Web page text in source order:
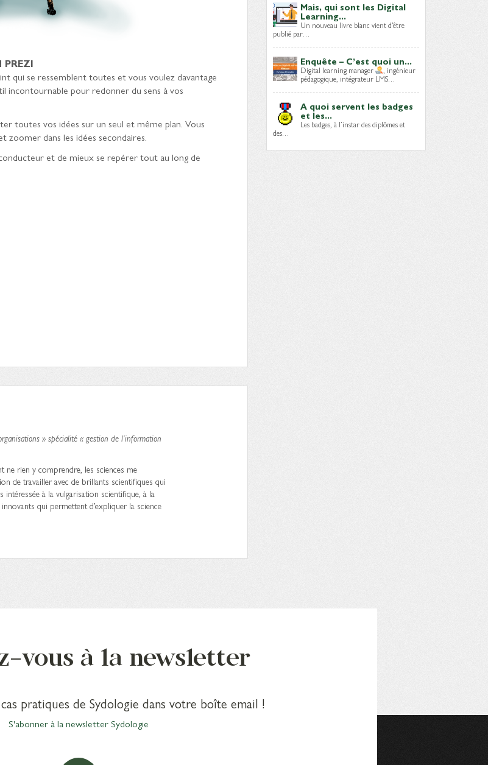
PREZI
qui se ressemblent toutes et vous voulez davantage
incontournable pour redonner du sens à vos
toutes vos idées sur un seul et même plan. Vous
zoomer dans les idées secondaires.
et de mieux se repérer tout au long de
» spécialité « gestion de l’information
ne rien y comprendre, les sciences me
de travailler avec de brillants scientifiques qui
intéressée à la vulgarisation scientifique, à la
qui permettent d’expliquer la science
Mais, qui sont les Digital
Learning...
Un nouveau livre blanc vient d’être
publié par…
Enquête – C’est quoi un...
Digital learning manager , ingénieur
pédagogique, intégrateur LMS…
A quoi servent les badges
et les...
Les badges, à l’instar des diplômes et
des…
vous à la newsletter
pratiques de Sydologie dans votre boîte email !
S'abonner à la newsletter Sydologie